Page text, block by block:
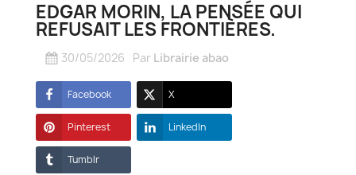
EDGAR MORIN, LA PENSÉE QUI
REFUSAIT LES FRONTIÈRES.
30/05/2026 Par Librairie abao
Facebook X
Pinterest LinkedIn
Tumblr